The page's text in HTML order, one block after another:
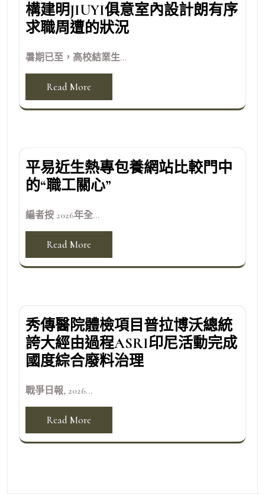
構建明JIUYI俱意室內設計朗有序
求職周遭的狀況
暑期已至，高校結業生...
Read More
平易近生熱專包養網站比較門中
的“職工關心”
編者按 2026年全...
Read More
秀傳醫院體檢項目普拉博沃總統
誇大經由過程ASRI印尼活動完成
國度綜合廢料治理
戰爭日報, 2026...
Read More